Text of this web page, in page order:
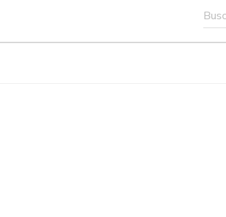
de